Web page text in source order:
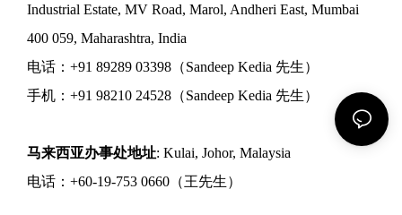
Industrial Estate, MV Road, Marol, Andheri East, Mumbai
400 059, Maharashtra, India
电话：+91 89289 03398（Sandeep Kedia 先生）
手机：+91 98210 24528（Sandeep Kedia 先生）
马来西亚办事处地址: Kulai, Johor, Malaysia
电话：+60-19-753 0660（王先生）